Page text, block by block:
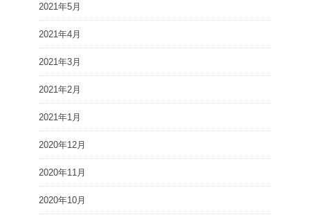
2021年5月
2021年4月
2021年3月
2021年2月
2021年1月
2020年12月
2020年11月
2020年10月